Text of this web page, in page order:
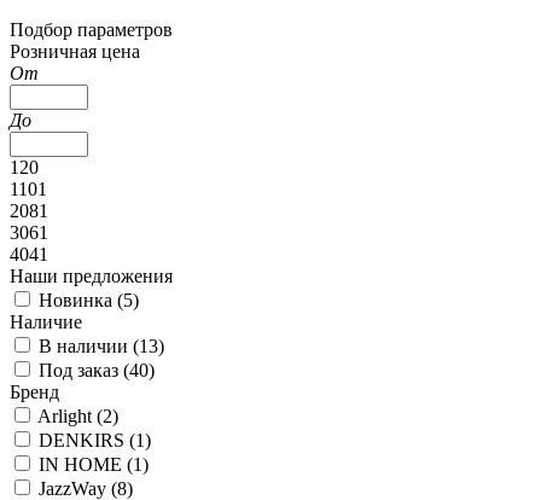
Подбор параметров
Розничная цена
От
До
120
1101
2081
3061
4041
Наши предложения
Новинка (5)
Наличие
В наличии (13)
Под заказ (40)
Бренд
Arlight (2)
DENKIRS (1)
IN HOME (1)
JazzWay (8)